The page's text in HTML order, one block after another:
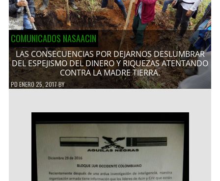
COMUNICADOS NASAACIN
LAS CONSECUENCIAS POR DEJARNOS DESLUMBRAR
DEL ESPEJISMO DEL DINERO Y RIQUEZAS ATENTANDO
CONTRA LA MADRE TIERRA.
PDENERO 25, 2017BY